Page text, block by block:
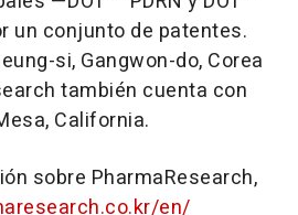
un conjunto de patentes.
si, Gangwon-do, Corea
también cuenta con
California.
sobre PharmaResearch,
en/